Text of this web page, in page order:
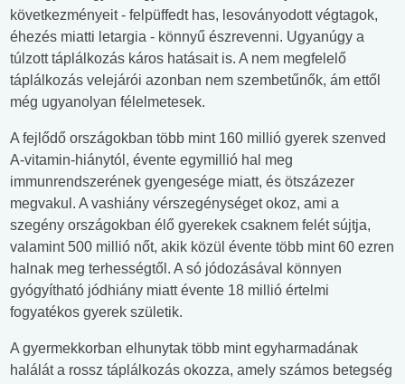
következményeit - felpüffedt has, lesoványodott végtagok,
éhezés miatti letargia - könnyű észrevenni. Ugyanúgy a
túlzott táplálkozás káros hatásait is. A nem megfelelő
táplálkozás velejárói azonban nem szembetűnők, ám ettől
még ugyanolyan félelmetesek.
A fejlődő országokban több mint 160 millió gyerek szenved
A-vitamin-hiánytól, évente egymillió hal meg
immunrendszerének gyengesége miatt, és ötszázezer
megvakul. A vashiány vérszegénységet okoz, ami a
szegény országokban élő gyerekek csaknem felét sújtja,
valamint 500 millió nőt, akik közül évente több mint 60 ezren
halnak meg terhességtől. A só jódozásával könnyen
gyógyítható jódhiány miatt évente 18 millió értelmi
fogyatékos gyerek születik.
A gyermekkorban elhunytak több mint egyharmadának
halálát a rossz táplálkozás okozza, amely számos betegség